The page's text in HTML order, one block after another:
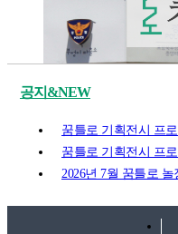
공지&NEW
꿈틀로 기획전시 프
꿈틀로 기획전시 프
2026년 7월 꿈틀로